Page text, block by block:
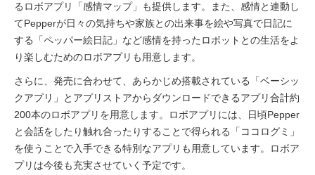
るロボアプリ「感情マップ」も提供します。また、感情と連動し
てPepperが日々の気持ちや家族との出来事を絵や写真で日記に
する「ペッパー絵日記」など感情を持ったロボットとの生活をよ
り楽しむためのロボアプリも用意します。
さらに、発売に合わせて、あらかじめ搭載されている「ベーシッ
クアプリ」とアプリストアからダウンロードできるアプリ合計約
200本のロボアプリを用意します。ロボアプリには、日頃Pepper
と会話をしたり触れ合ったりすることで得られる「ココログミ」
を使うことで入手できる特別なアプリも用意しています。ロボア
プリは今後も充実させていく予定です。